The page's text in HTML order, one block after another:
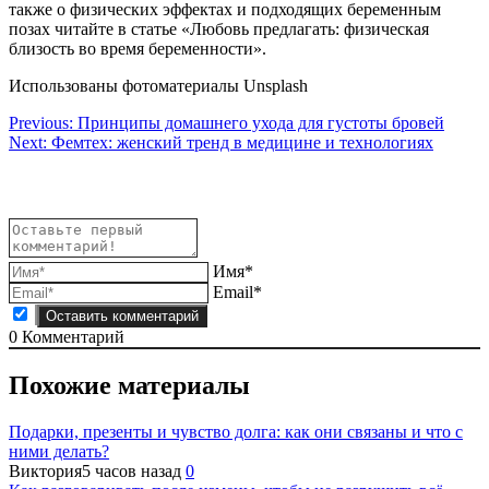
также о физических эффектах и подходящих беременным
позах читайте в статье «Любовь предлагать: физическая
близость во время беременности».
Использованы фотоматериалы Unsplash
Навигация
по
Previous: Принципы домашнего ухода для густоты бровей
Next: Фемтех: женский тренд в медицине и технологиях
Имя*
Email*
0 Комментарий
Похожие материалы
Подарки, презенты и чувство долга: как они связаны и что с
ними делать?
Виктория5 часов назад 0